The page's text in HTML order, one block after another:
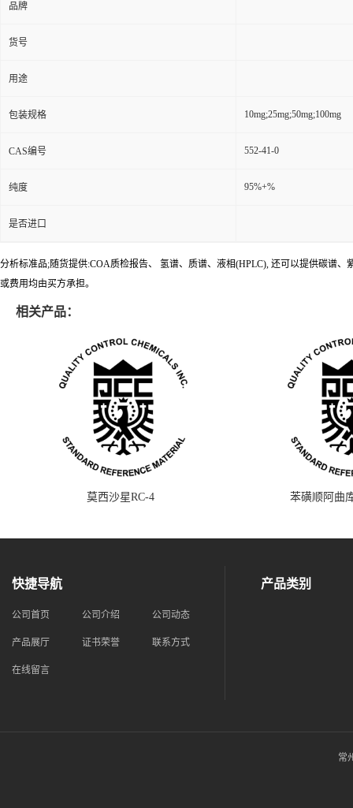
品牌
货号
用途
包装规格 10mg;25mg;50mg;100mg
CAS编号 552-41-0
纯度 95%+%
是否进口
分析标准品;随货提供:COA质检报告、 氢谱、质谱、液相(HPLC), 还可以提供碳谱
或费用均由买方承担。
相关产品：
莫西沙星RC-4 苯磺顺阿曲
快捷导航
公司首页 公司介绍 公司动态
产品展厅 证书荣誉 联系方式
在线留言
产品类别
常